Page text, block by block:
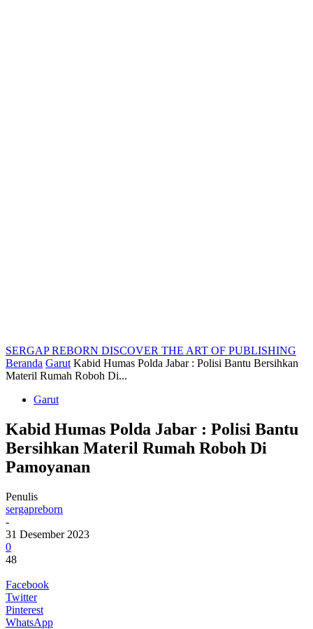
SERGAP REBORN DISCOVER THE ART OF PUBLISHING
Beranda Garut Kabid Humas Polda Jabar : Polisi Bantu Bersihkan
Materil Rumah Roboh Di...
Garut
Kabid Humas Polda Jabar : Polisi Bantu
Bersihkan Materil Rumah Roboh Di
Pamoyanan
Penulis
sergapreborn
-
31 Desember 2023
0
48
Facebook
Twitter
Pinterest
WhatsApp